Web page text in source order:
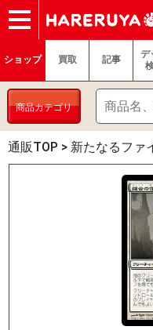
ショップ
買取
記事
デッキ検索
デッキ構築
選手一覧
店舗一覧
イベント
ヘルプ
お問い合わせ ロ
マ
ショップ 買取 記事
デ
商品カテゴリ
通販TOP > 新たなるファ